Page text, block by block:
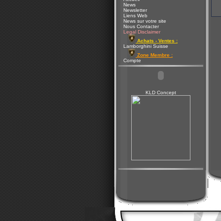
News
Newsletter
Liens Web
News sur votre site
Nous Contacter
Legal Disclaimer
Achats - Ventes :
Lamborghini Suisse
Zone Membre :
Compte
KLD Concept